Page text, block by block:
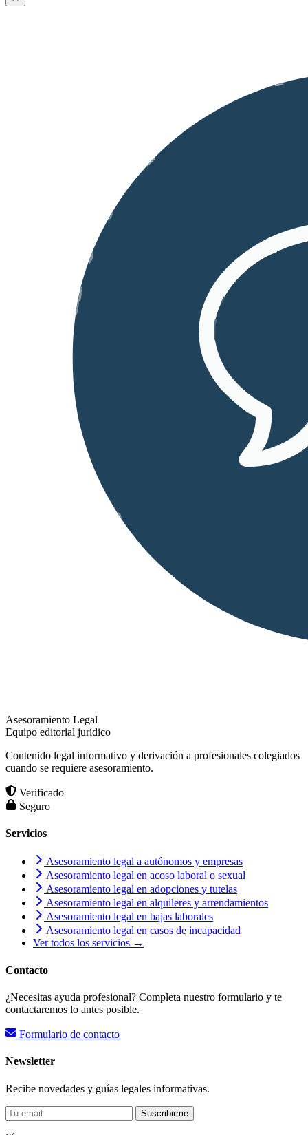
Asesoramiento Legal
Equipo editorial jurídico
Contenido legal informativo y derivación a profesionales colegiados
cuando se requiere asesoramiento.
Verificado
Seguro
Servicios
Asesoramiento legal a autónomos y empresas
Asesoramiento legal en acoso laboral o sexual
Asesoramiento legal en adopciones y tutelas
Asesoramiento legal en alquileres y arrendamientos
Asesoramiento legal en bajas laborales
Asesoramiento legal en casos de incapacidad
Ver todos los servicios →
Contacto
¿Necesitas ayuda profesional? Completa nuestro formulario y te
contactaremos lo antes posible.
Formulario de contacto
Newsletter
Recibe novedades y guías legales informativas.
Suscribirme